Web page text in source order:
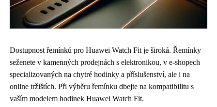
Dostupnost řemínků pro Huawei Watch Fit je široká. Řemínky
seženete v kamenných prodejnách s elektronikou, v e-shopech
specializovaných na chytré hodinky a příslušenství, ale i na
online tržištích. Při výběru řemínku dbejte na kompatibilitu s
vaším modelem hodinek Huawei Watch Fit.